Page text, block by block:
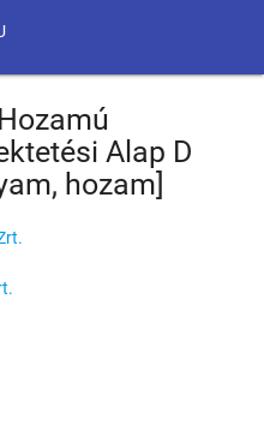
Alap D
hozam]